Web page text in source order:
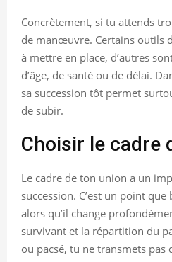
Concrètement, si tu attends
de manœuvre. Certains outils
à mettre en place, d’autres
d’âge, de santé ou de délai.
sa succession tôt permet
de subir.
Choisir le cadre
Le cadre de ton union a un
succession. C’est un point
alors qu’il change
survivant et la répartition du
ou pacsé, tu ne transmets pas